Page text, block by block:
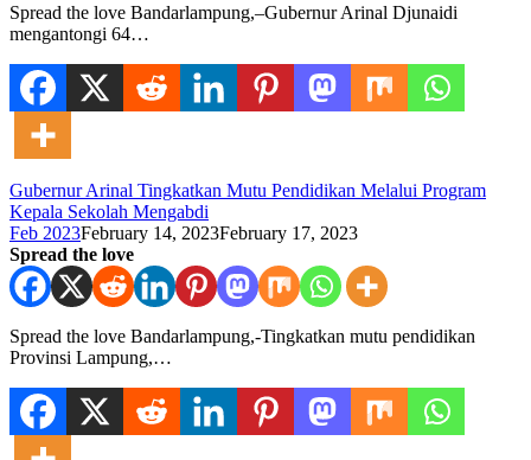
Spread the love Bandarlampung,–Gubernur Arinal Djunaidi
mengantongi 64…
Gubernur Arinal Tingkatkan Mutu Pendidikan Melalui Program
Kepala Sekolah Mengabdi
Feb 2023February 14, 2023February 17, 2023
Spread the love
Spread the love Bandarlampung,-Tingkatkan mutu pendidikan
Provinsi Lampung,…